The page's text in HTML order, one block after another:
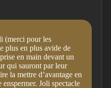
(merci pour les
plus en plus avide de
en main devant un
qui sauront par leur
la mettre d’avantage en
Joli spectacle